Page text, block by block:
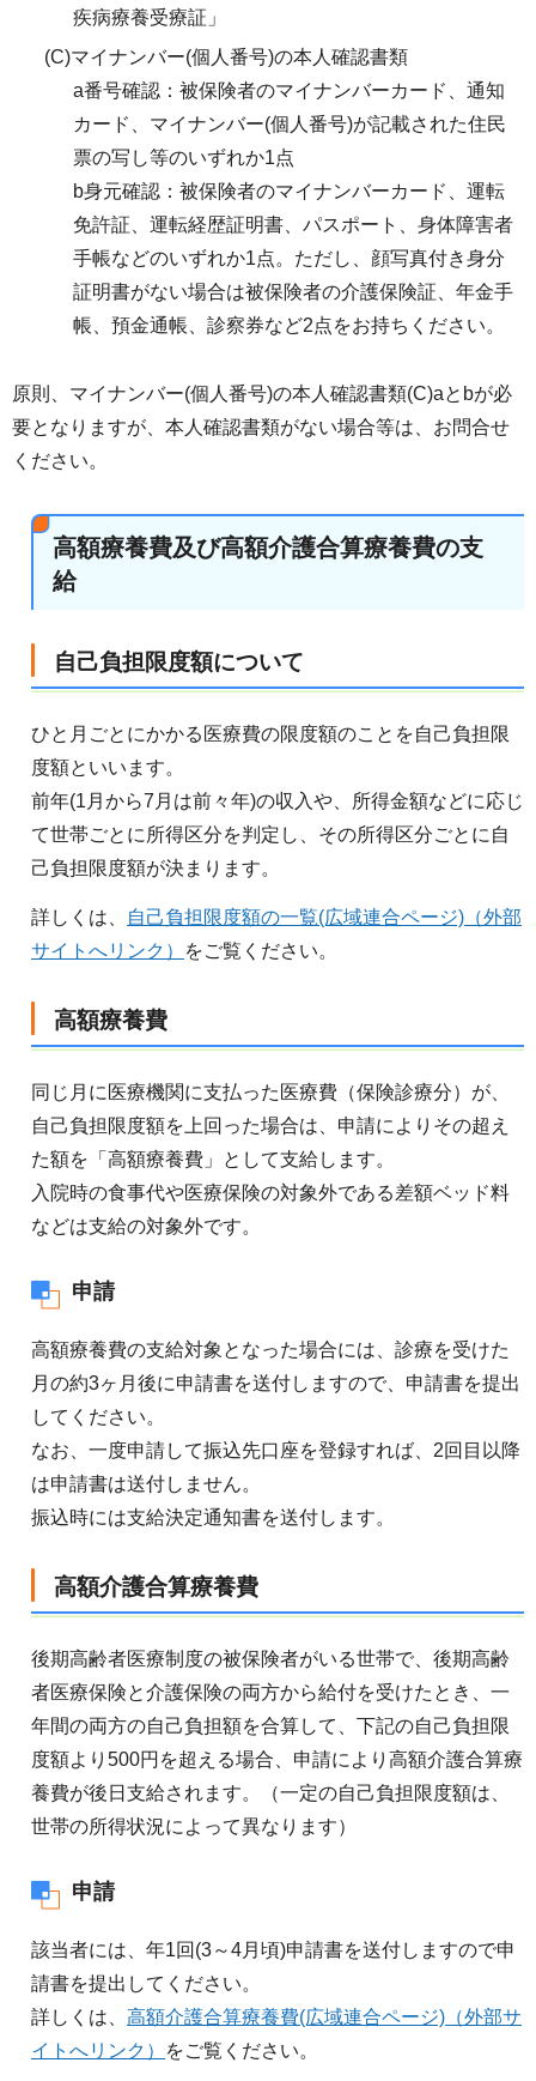
疾病療養受療証」
(C)マイナンバー(個人番号)の本人確認書類
a番号確認：被保険者のマイナンバーカード、通知
カード、マイナンバー(個人番号)が記載された住民
票の写し等のいずれか1点
b身元確認：被保険者のマイナンバーカード、運転
免許証、運転経歴証明書、パスポート、身体障害者
手帳などのいずれか1点。ただし、顔写真付き身分
証明書がない場合は被保険者の介護保険証、年金手
帳、預金通帳、診察券など2点をお持ちください。
原則、マイナンバー(個人番号)の本人確認書類(C)aとbが必
要となりますが、本人確認書類がない場合等は、お問合せ
ください。
高額療養費及び高額介護合算療養費の支
給
自己負担限度額について
ひと月ごとにかかる医療費の限度額のことを自己負担限
度額といいます。
前年(1月から7月は前々年)の収入や、所得金額などに応じ
て世帯ごとに所得区分を判定し、その所得区分ごとに自
己負担限度額が決まります。
詳しくは、
自己負担限度額の一覧(広域連合ページ)（外部
サイトへリンク）
をご覧ください。
高額療養費
同じ月に医療機関に支払った医療費（保険診療分）が、
自己負担限度額を上回った場合は、申請によりその超え
た額を「高額療養費」として支給します。
入院時の食事代や医療保険の対象外である差額ベッド料
などは支給の対象外です。
申請
高額療養費の支給対象となった場合には、診療を受けた
月の約3ヶ月後に申請書を送付しますので、申請書を提出
してください。
なお、一度申請して振込先口座を登録すれば、2回目以降
は申請書は送付しません。
振込時には支給決定通知書を送付します。
高額介護合算療養費
後期高齢者医療制度の被保険者がいる世帯で、後期高齢
者医療保険と介護保険の両方から給付を受けたとき、一
年間の両方の自己負担額を合算して、下記の自己負担限
度額より500円を超える場合、申請により高額介護合算療
養費が後日支給されます。（一定の自己負担限度額は、
世帯の所得状況によって異なります）
申請
該当者には、年1回(3～4月頃)申請書を送付しますので申
請書を提出してください。
詳しくは、 高額介護合算療養費(広域連合ページ)（外部サ
イトへリンク）
をご覧ください。